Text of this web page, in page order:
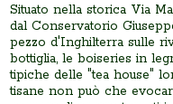
Situato nella storica Via
dal Conservatorio
pezzo d'Inghilterra sulle
bottiglia, le boiseries in
tipiche delle "tea house"
tisane non può che